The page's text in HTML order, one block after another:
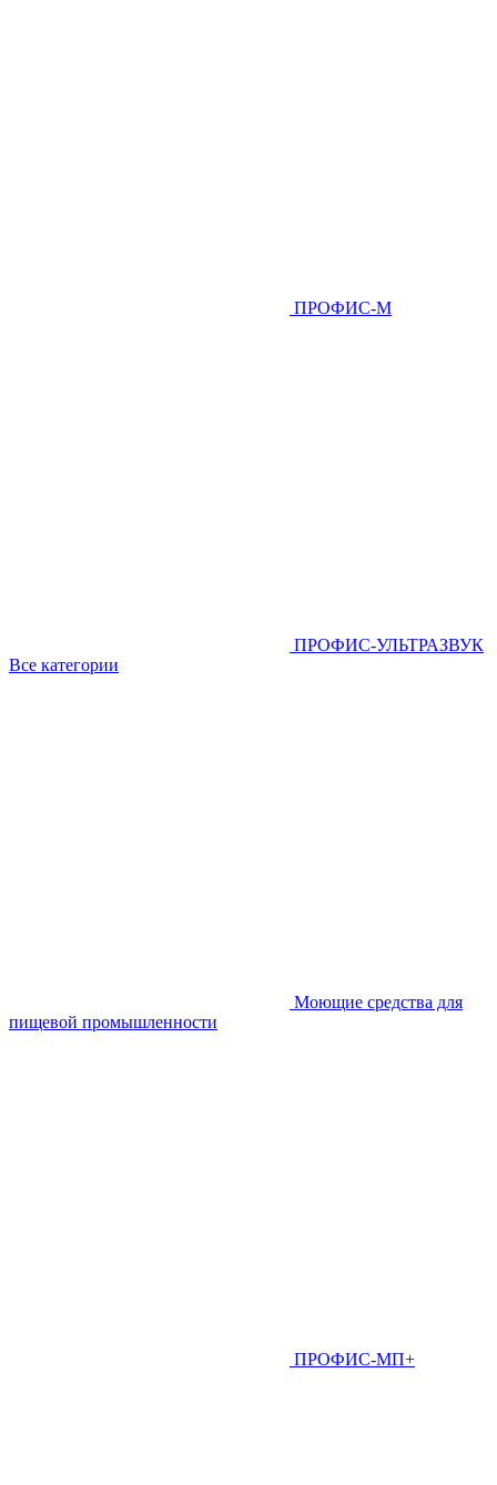
ПРОФИС-М
ПРОФИС-УЛЬТРАЗВУК
Все категории
Моющие средства для
пищевой промышленности
ПРОФИС-МП+